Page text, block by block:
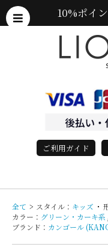
10%ポイ
ご利用ガイド
全て > スタイル： キッズ ・
カラー： グリーン・カーキ系
ブランド： カンゴール